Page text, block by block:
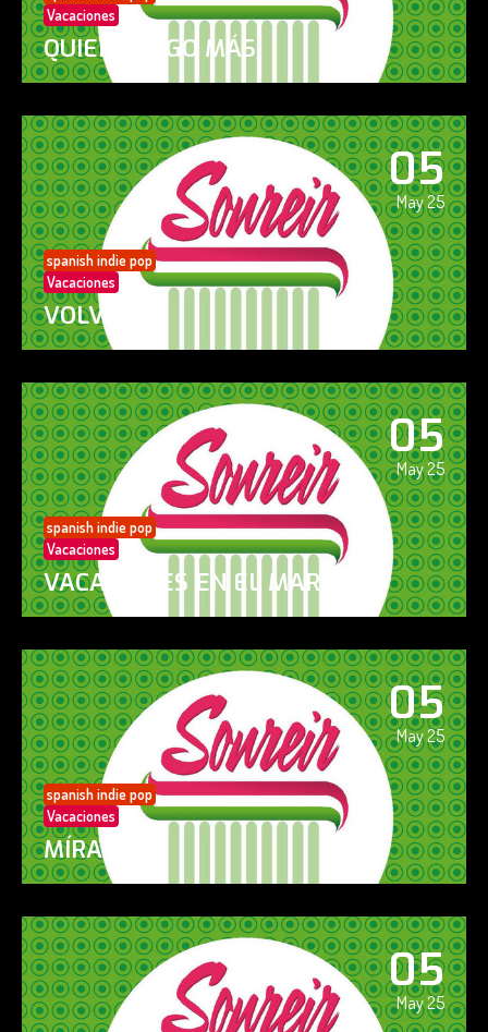
Vacaciones
QUIERO ALGO MÁS
05
May 25
spanish indie pop
Vacaciones
VOLVERÁS
05
May 25
spanish indie pop
Vacaciones
VACACIONES EN EL MAR
05
May 25
spanish indie pop
Vacaciones
MÍRAME
05
May 25